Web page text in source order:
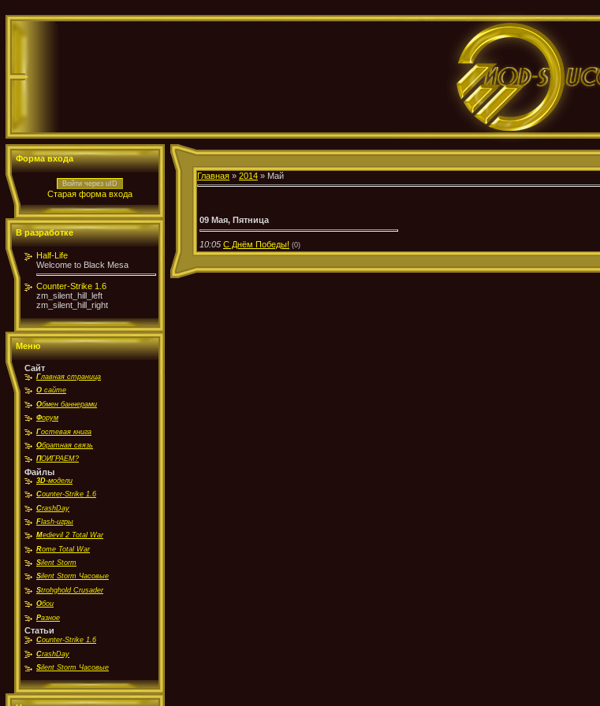
Форма входа
Войти через uID
Старая форма входа
В разработке
Half-Life
Welcome to Black Mesa
Counter-Strike 1.6
zm_silent_hill_left
zm_silent_hill_right
Меню
Сайт
Главная страница
О сайте
Обмен баннерами
Форум
Гостевая книга
Обратная связь
ПОИГРАЕМ?
Файлы
3D-модели
Counter-Strike 1.6
CrashDay
Flash-игры
Medievil 2 Total War
Rome Total War
Silent Storm
Silent Storm Часовые
Strohghold Crusader
Обои
Разное
Статьи
Counter-Strike 1.6
CrashDay
Silent Storm Часовые
Главная » 2014 » Май
09 Мая, Пятница
10:05 С Днём Победы! (0)